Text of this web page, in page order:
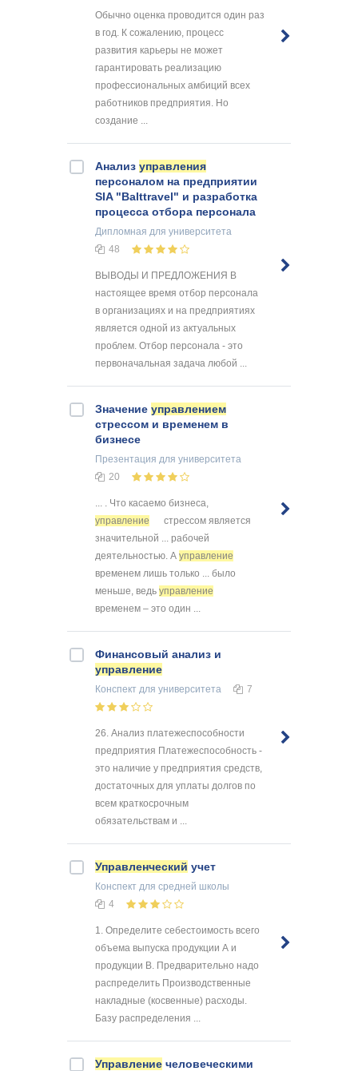
Обычно оценка проводится один раз
в год. К сожалению, процесс
развития карьеры не может
гарантировать реализацию
профессиональных амбиций всех
работников предприятия. Но
создание ...
Анализ управления
персоналом на предприятии
SIA "Balttravel" и разработка
процесса отбора персонала
Дипломная для университета
48
ВЫВОДЫ И ПРЕДЛОЖЕНИЯ В
настоящее время отбор персонала
в организациях и на предприятиях
является одной из актуальных
проблем. Отбор персонала - это
первоначальная задача любой ...
Значение управлением
стрессом и временем в
бизнесе
Презентация для университета
20
... . Что касаемо бизнеса,
управление
стрессом является
значительной ... рабочей
деятельностью. А управление
временем лишь только ... было
меньше, ведь управление
временем – это один ...
Финансовый анализ и
управление
Конспект для университета 7
26. Анализ платежеспособности
предприятия Платежеспособность -
это наличие у предприятия средств,
достаточных для уплаты долгов по
всем краткосрочным
обязательствам и ...
Управленческий учет
Конспект для средней школы
4
1. Определите себестоимость всего
объема выпуска продукции А и
продукции В. Предварительно надо
распределить Производственные
накладные (косвенные) расходы.
Базу распределения ...
Управление человеческими